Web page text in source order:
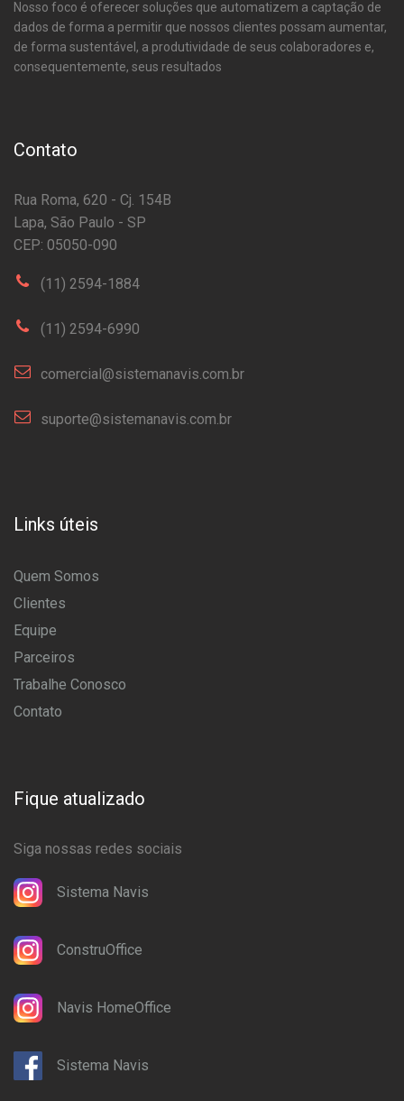
Nosso foco é oferecer soluções que automatizem a captação de
dados de forma a permitir que nossos clientes possam aumentar,
de forma sustentável, a produtividade de seus colaboradores e,
consequentemente, seus resultados
Contato
Rua Roma, 620 - Cj. 154B
Lapa, São Paulo - SP
CEP: 05050-090
(11) 2594-1884
(11) 2594-6990
comercial@sistemanavis.com.br
suporte@sistemanavis.com.br
Links úteis
Quem Somos
Clientes
Equipe
Parceiros
Trabalhe Conosco
Contato
Fique atualizado
Siga nossas redes sociais
Sistema Navis
ConstruOffice
Navis HomeOffice
Sistema Navis